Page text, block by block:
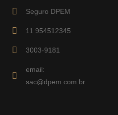
Seguro DPEM
11 954512345
3003-9181
email:
sac@dpem.com.br